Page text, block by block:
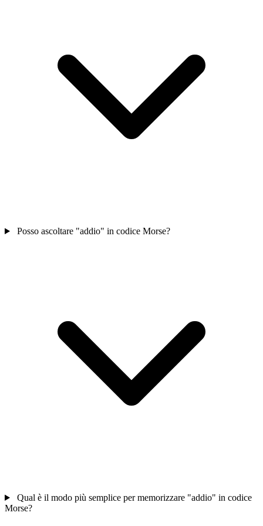
Posso ascoltare "addio" in codice Morse?
Qual è il modo più semplice per memorizzare "addio" in codice
Morse?